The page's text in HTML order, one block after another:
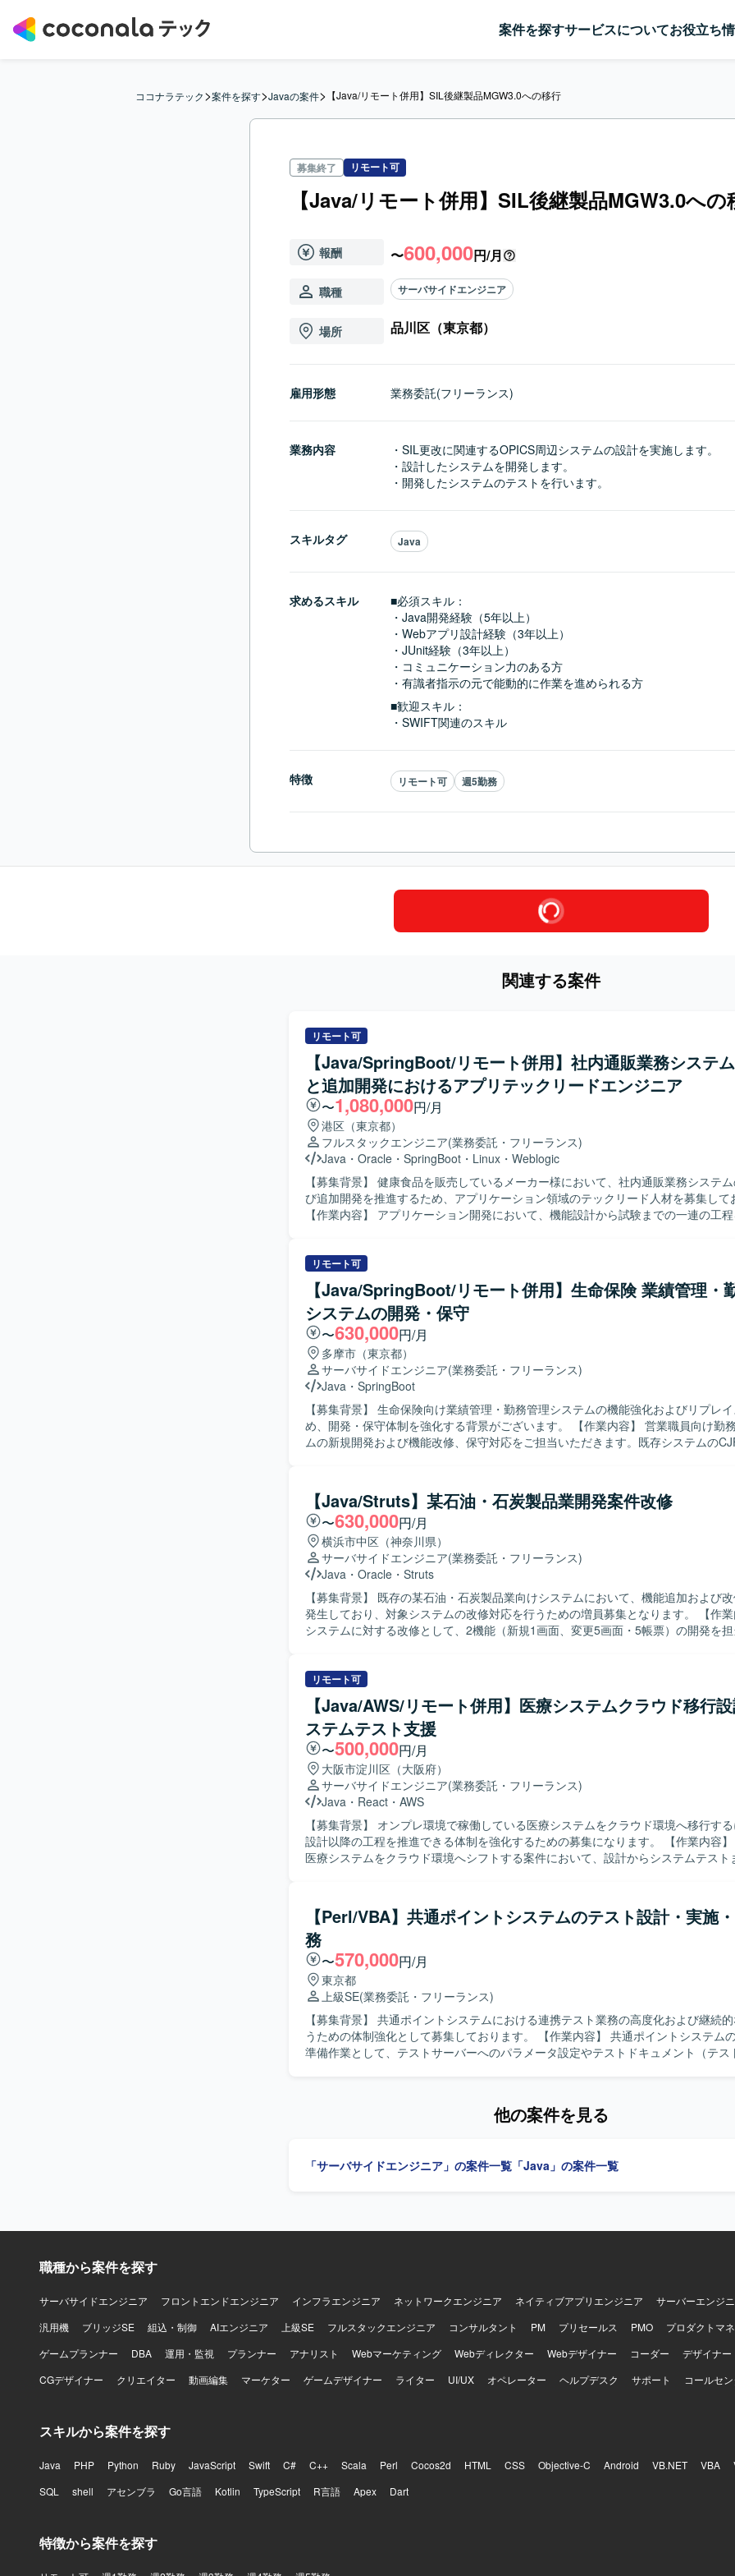
案件を探すサービスについてお役立ち
ココナラテック>案件を探す>Javaの案件> 【Java/リモート併用】SIL後継製品MGW3.0への移行
募集終了 リモート可
【Java/リモート併用】SIL後継製品MGW3.0への
報酬 〜600,000円/月
職種 サーバサイドエンジニア
場所 品川区（東京都）
雇用形態 業務委託(フリーランス)
業務内容
・SIL更改に関連するOPICS周辺システムの設計を実施します。
・設計したシステムを開発します。
・開発したシステムのテストを行います。
スキルタグ Java
求めるスキル
■必須スキル：
・Java開発経験（5年以上）
・Webアプリ設計経験（3年以上）
・JUnit経験（3年以上）
・コミュニケーション力のある方
・有識者指示の元で能動的に作業を進められる方
■歓迎スキル：
・SWIFT関連のスキル
特徴 リモート可 週5勤務
関連する案件
リモート可
【Java/SpringBoot/リモート併用】社内通販業務システ
と追加開発におけるアプリテックリードエンジニア
〜1,080,000円/月
港区（東京都）
フルスタックエンジニア(業務委託・フリーランス)
Java ・ Oracle ・ SpringBoot ・ Linux ・ Weblogic
【募集背景】 健康食品を販売しているメーカー様において、社内通販業務システ
び追加開発を推進するため、アプリケーション領域のテックリード人材を募集して
【作業内容】 アプリケーション開発において、機能設計から試験までの一連の工
術スタックからモダン技術スタックへの段階的な移行を伴う開発を推進していただ
【求める人物像】 テックリードやアプリケーションアーキテクト候補として、チ
レビューや技術フォローが行える方を求めております。技術課題解決や高難易度の
を主体的に進めつつ、決断に至る経緯や結果をメンバーと共有しながら、一緒に対
る方を想定しております。現行システムのあるべき姿を見据えた改善提案や継続的
に前向きに取り組める方にご活躍いただきたいと考えております。 【ポジションの魅力】 モダ
ンな技術スタックを活用しながら、大規模な社内通販業務システムの刷新・追加開
ら関わることができます。レガシー環境からモダン環境への移行プロジェクトに関
で、アプリケーションアーキテクチャ設計や技術選定の経験を積むことができます
ードとしてチームを牽引しつつ、技術面での意思決定や改善活動をリードできるポ
す。 【開発環境】 Java17、SpringBoot3などのモダン技術スタックを中心に、DockerやAWS
ECS等のコンテナ・クラウド技術を活用した開発を行っております。現行システム
はSlack、Confluence、Jira、Miro、GitHub等のツールを利用しております。
リモート可
【Java/SpringBoot/リモート併用】生命保険 業績管理・
システムの開発・保守
〜630,000円/月
多摩市（東京都）
サーバサイドエンジニア(業務委託・フリーランス)
Java ・ SpringBoot
【募集背景】 生命保険向け業績管理・勤務管理システムの機能強化およびリプレ
め、開発・保守体制を強化する背景がございます。 【作業内容】 営業職員向け勤務管理システ
ムの新規開発および機能改修、保守対応をご担当いただきます。既存システムの
きます。 【求める人物像】 長期的な参画を前提に、主体的に課題発見・改善提案ができる方を
求めております。5名以上のチーム開発体制の中で、周囲と連携しながら自律的に
キュメントやコミュニケーションを通じて品質向上に取り組める方が望ましいです。 【ポ
ョンの魅力】 生命保険業界向けのコアシステムに携わることで、業務知識とWeb
ョン開発スキルの双方を高めていただけます。上流工程から開発・保守まで一気通
るため、要件定義スキルや設計力を伸ばしやすい環境です。CJFリプレイス対応な
からモダン環境への移行経験も積むことができます。 【開発環境】 JavaおよびSpringBootを中
心としたWebアプリケーション開発環境となっております。クラウド技術として
る可能性があり、要件定義や基本設計など上流工程にも関わる機会がございます。
【Java/Struts】某石油・石炭製品業開発案件改修
〜630,000円/月
横浜市中区（神奈川県）
サーバサイドエンジニア(業務委託・フリーランス)
Java ・ Oracle ・ Struts
【募集背景】 既存の某石油・石炭製品業向けシステムにおいて、機能追加および
発生しており、対象システムの改修対応を行うための増員募集となります。 【作業内容】 既存
システムに対する改修として、2機能（新規1画面、変更5画面・5帳票）の開発を
析、帳票周りの修正・追加開発なども含まれます。 【求める人物像】 自走して設計からテスト
まで対応できる方を求めております。既存システムの仕様を理解しながら粘り強く
られる方や、関係者と円滑にコミュニケーションを取りながら業務を進められる方
るポジションです。 【ポジションの魅力】 基幹系に近い業務システムの改修案件であり、画面
および帳票開発を通じてフロントからバックエンドまで一連のWebアプリケーショ
を積むことができます。既存システムの改善に関わることで、業務理解とレガシー
ダナイズに向けた知見を高めることができます。 【開発環境】 Java／Struts／JSP／JavaScript
／SVF／Oracleを中心としたWebアプリケーション環境で、Eclipseを利用した開
す。
リモート可
【Java/AWS/リモート併用】医療システムクラウド移行
ステムテスト支援
〜500,000円/月
大阪市淀川区（大阪府）
サーバサイドエンジニア(業務委託・フリーランス)
Java ・ React ・ AWS
【募集背景】 オンプレ環境で稼働している医療システムをクラウド環境へ移行す
設計以降の工程を推進できる体制を強化するための募集になります。 【作業内容】 オンプレの
医療システムをクラウド環境へシフトする案件において、設計からシステムテスト
不具合の洗い出しや改善提案などを行っていただきます。 【求める人物像】 医療システムの特
性を意識しながら丁寧に設計やテストを進めていただける方を求めています。関係
ニケーションを取りながら課題の整理や改善提案を主体的に行っていただける方が
す。 【ポジションの魅力】 医療領域のシステムをクラウド環境へ移行するプロジェクトに携わ
ることで、クラウドネイティブなアーキテクチャの知見や医療業務に関する理解を
だけます。設計からシステムテストまで一連の工程を経験できるため、上流から下
いスキルを磨いていただけます。 【開発環境】 JavaによるWebアプリケーションバックエンド
開発を中心とした環境で、クラウドとしてはAWSを利用する想定です。フロント
Reactを利用したシステムとの連携も想定されています。
【Perl/VBA】共通ポイントシステムのテスト設計・実施
務
〜570,000円/月
東京都
上級SE(業務委託・フリーランス)
【募集背景】 共通ポイントシステムにおける連携テスト業務の高度化および継続
うための体制強化として募集しております。 【作業内容】 共通ポイントシステムの連携テスト
準備作業として、テストサーバーへのパラメータ設定やテストドキュメント（テス
フローの改善として、既存連携テストフローやテストケースの改善、新規機能追加
け、効率良く作業を進められる方を歓迎いたします。関係者との円滑なコミュニケ
力や調整力を発揮しながら、テストフローやテストケースの改善に取り組んでいた
他の案件を見る
「サーバサイドエンジニア」の案件一覧 「Java」の案件一覧
職種から案件を探す
サーバサイドエンジニア フロントエンドエンジニア インフラエンジニア ネットワークエンジニア ネイティブアプリエンジニア
サーバーエンジ
汎用機
ブリッジSE 組込・制御 AIエンジニア 上級SE フルスタックエンジニア コンサルタント PM プリセールス PMO
プロダクトマ
ゲームプランナー
DBA 運用・監視 プランナー アナリスト Webマーケティング Webディレクター Webデザイナー コーダー
デザイナー
CGデザイナー
クリエイター 動画編集 マーケター ゲームデザイナー ライター UI/UX オペレーター ヘルプデスク サポート コールセ
スキルから案件を探す
Java PHP Python Ruby JavaScript Swift C# C++ Scala Perl Cocos2d HTML CSS Objective-C Android VB.NET VBA
SQL
shell アセンブラ Go言語 Kotlin TypeScript R言語 Apex Dart
特徴から案件を探す